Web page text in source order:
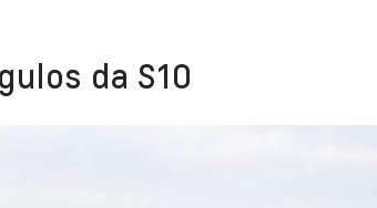
da S10